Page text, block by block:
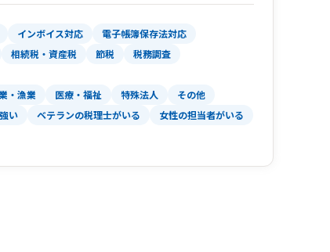
インボイス対応
電子帳簿保存法対応
相続税・資産税 節税
税務調査
・漁業 医療・福祉 特殊法人 その他
い ベテランの税理士がいる 女性の担当者がいる